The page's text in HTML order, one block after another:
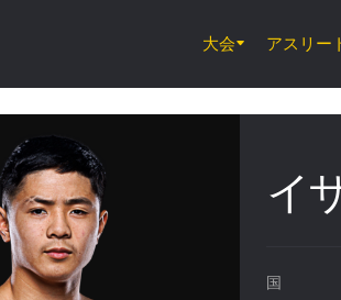
大会 アスリー
イ
国